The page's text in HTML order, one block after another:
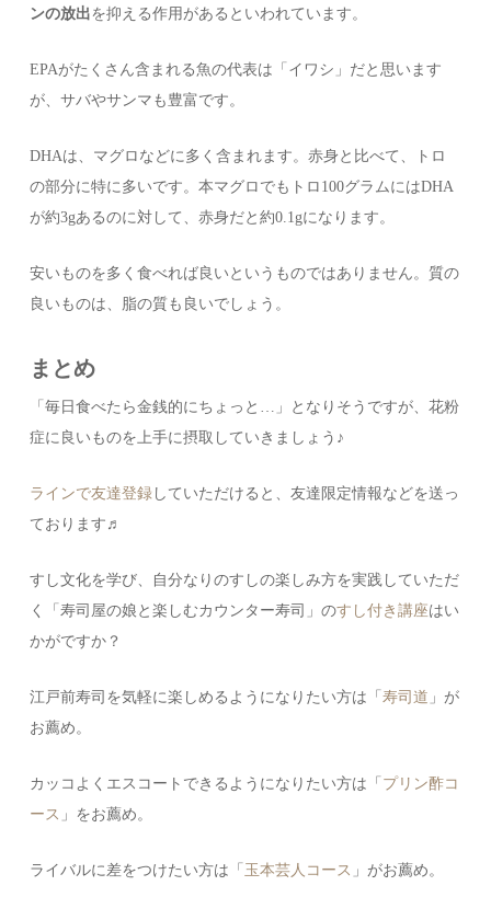
ンの放出を抑える作用があるといわれています。
EPAがたくさん含まれる魚の代表は「イワシ」だと思います
が、サバやサンマも豊富です。
DHAは、マグロなどに多く含まれます。赤身と比べて、トロ
の部分に特に多いです。本マグロでもトロ100グラムにはDHA
が約3gあるのに対して、赤身だと約0.1gになります。
安いものを多く食べれば良いというものではありません。質の
良いものは、脂の質も良いでしょう。
まとめ
「毎日食べたら金銭的にちょっと…」となりそうですが、花粉
症に良いものを上手に摂取していきましょう♪
ラインで友達登録 していただけると、友達限定情報などを送っ
ております♬
すし文化を学び、自分なりのすしの楽しみ方を実践していただ
く「寿司屋の娘と楽しむカウンター寿司」のすし付き講座はい
かがですか？
江戸前寿司を気軽に楽しめるようになりたい方は「寿司道 」が
お薦め。
カッコよくエスコートできるようになりたい方は「 プリン酢コ
ース 」をお薦め。
ライバルに差をつけたい方は「 玉本芸人コース 」がお薦め。